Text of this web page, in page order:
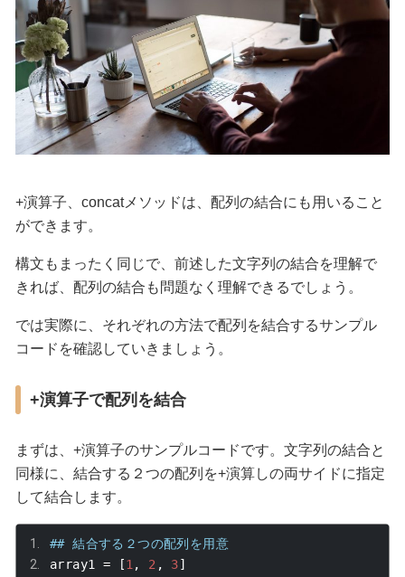
+演算子、 concatメソッドは、配列の結合にも用いること
ができます。
構文もまったく同じで、前述した文字列の結合を理解で
きれば、配列の結合も問題なく理解できるでしょう。
では実際に、それぞれの方法で配列を結合するサンプル
コードを確認していきましょう。
+演算子で配列を結合
まずは、 +演算子のサンプルコードです。文字列の結合と
同様に、結合する２つの配列を+演算しの両サイドに指定
して結合します。
## 結合する２つの配列を用意
array1 = [1, 2 , 3]